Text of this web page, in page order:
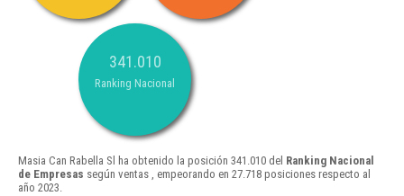
341.010
Ranking Nacional
Masia Can Rabella Sl ha obtenido la posición 341.010 del Ranking Nacional
de Empresas según ventas , empeorando en 27.718 posiciones respecto al
año 2023.